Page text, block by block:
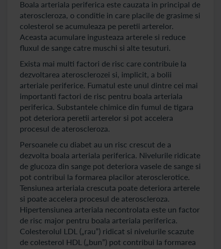
Boala arteriala periferica este cauzata in principal de
ateroscleroza, o conditie in care placile de grasime si
colesterol se acumuleaza pe peretii arterelor.
Aceasta acumulare ingusteaza arterele si reduce
fluxul de sange catre muschi si alte tesuturi.
Exista mai multi factori de risc care contribuie la
dezvoltarea aterosclerozei si, implicit, a bolii
arteriale periferice. Fumatul este unul dintre cei mai
importanti factori de risc pentru boala arteriala
periferica. Substantele chimice din fumul de tigara
pot deteriora peretii arterelor si pot accelera
procesul de ateroscleroza.
Persoanele cu diabet au un risc crescut de a
dezvolta boala arteriala periferica. Nivelurile ridicate
de glucoza din sange pot deteriora vasele de sange si
pot contribui la formarea placilor aterosclerotice.
Tensiunea arteriala crescuta poate deteriora arterele
si poate accelera procesul de ateroscleroza.
Hipertensiunea arteriala necontrolata este un factor
de risc major pentru boala arteriala periferica.
Colesterolul LDL („rau”) ridicat si nivelurile scazute
de colesterol HDL („bun”) pot contribui la formarea